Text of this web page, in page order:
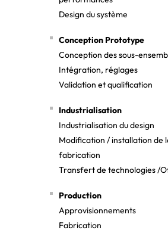
Design du système
Conception Prototype
Conception des sous-
Intégration, réglages
Validation et qualification
Industrialisation
Industrialisation du design
Modification / installation de
fabrication
Transfert de technologies /
Production
Approvisionnements
Fabrication